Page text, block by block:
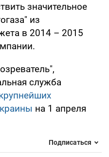
значительное
из
в 2014 – 2015
служба
на 1 апреля
Подписаться